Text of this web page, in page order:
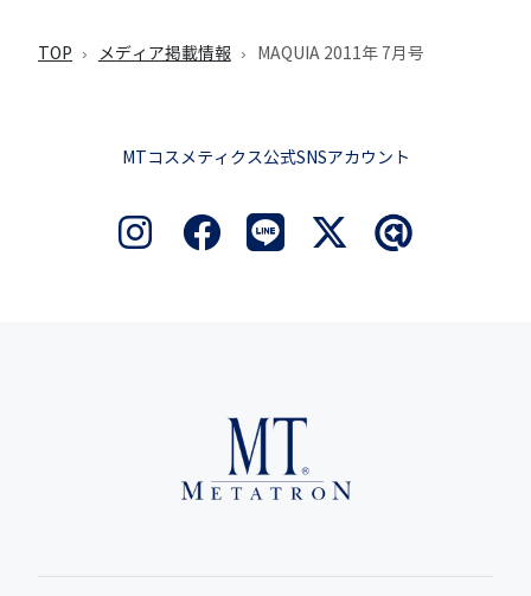
TOP メディア掲載情報 MAQUIA 2011年 7月号
MTコスメティクス公式SNSアカウント